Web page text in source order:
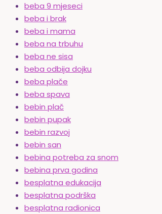
beba 9 mjeseci
beba i brak
beba i mama
beba na trbuhu
beba ne sisa
beba odbija dojku
beba plače
beba spava
bebin plač
bebin pupak
bebin razvoj
bebin san
bebina potreba za snom
bebina prva godina
besplatna edukacija
besplatna podrška
besplatna radionica